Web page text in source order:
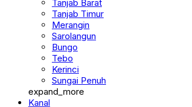
Tanjab Barat
Tanjab Timur
Merangin
Sarolangun
Bungo
Tebo
Kerinci
Sungai Penuh
expand_more
Kanal